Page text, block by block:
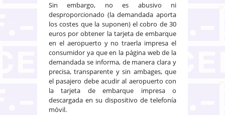
Sin embargo, no es abusivo ni
desproporcionado (la demandada aporta
los costes que la suponen) el cobro de 30
euros por obtener la tarjeta de embarque
en el aeropuerto y no traerla impresa el
consumidor ya que en la página web de la
demandada se informa, de manera clara y
precisa, transparente y sin ambages, que
el pasajero debe acudir al aeropuerto con
la tarjeta de embarque impresa o
descargada en su dispositivo de telefonía
móvil.